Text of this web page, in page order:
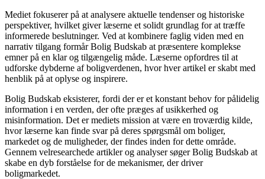
Mediet fokuserer på at analysere aktuelle tendenser og historiske
perspektiver, hvilket giver læserne et solidt grundlag for at træffe
informerede beslutninger. Ved at kombinere faglig viden med en
narrativ tilgang formår Bolig Budskab at præsentere komplekse
emner på en klar og tilgængelig måde. Læserne opfordres til at
udforske dybderne af boligverdenen, hvor hver artikel er skabt med
henblik på at oplyse og inspirere.
Bolig Budskab eksisterer, fordi der er et konstant behov for pålidelig
information i en verden, der ofte præges af usikkerhed og
misinformation. Det er mediets mission at være en troværdig kilde,
hvor læserne kan finde svar på deres spørgsmål om boliger,
markedet og de muligheder, der findes inden for dette område.
Gennem velresearchede artikler og analyser søger Bolig Budskab at
skabe en dyb forståelse for de mekanismer, der driver
boligmarkedet.